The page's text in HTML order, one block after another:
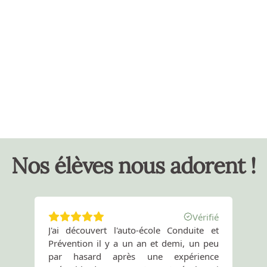
Permis B de plus de 2 ans
Nos élèves nous adorent !
Vérifié
J'ai découvert l'auto-école Conduite et
Prévention il y a un an et demi, un peu
par hasard après une expérience